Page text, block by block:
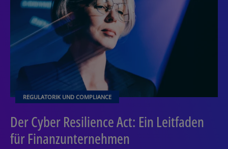
REGULATORIK UND COMPLIANCE
Der Cyber Resilience Act: Ein Leitfaden
für Finanzunternehmen